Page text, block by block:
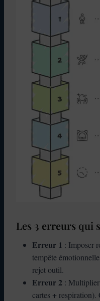
Les 3 erreurs qui
Erreur 1 : Imposer
tempête
rejet outil.
Erreur 2 :
cartes +